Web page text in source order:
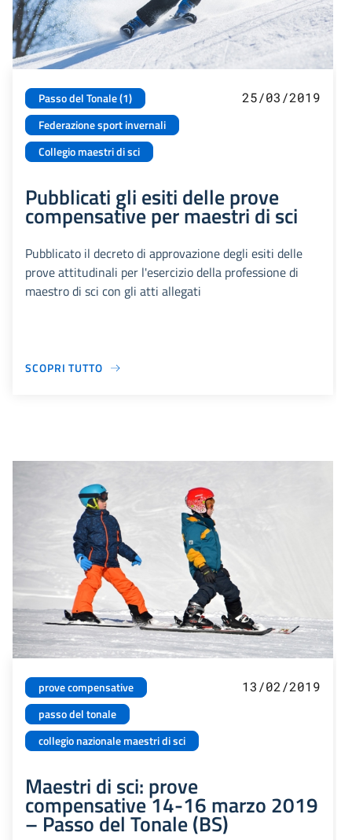
Passo del Tonale (1)
Federazione sport invernali
Collegio maestri di sci
25/03/2019
Pubblicati gli esiti delle prove
compensative per maestri di sci
Pubblicato il decreto di approvazione degli esiti delle
prove attitudinali per l'esercizio della professione di
maestro di sci con gli atti allegati
SCOPRI TUTTO
prove compensative
passo del tonale
collegio nazionale maestri di sci
13/02/2019
Maestri di sci: prove
compensative 14-16 marzo 2019
– Passo del Tonale (BS)